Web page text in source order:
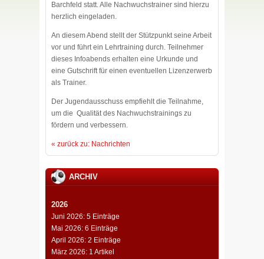
Barchfeld statt. Alle Nachwuchstrainer sind hierzu
herzlich eingeladen.
An diesem Abend stellt der Stützpunkt seine Arbeit
vor und führt ein Lehrtraining durch. Teilnehmer
dieses Infoabends erhalten eine Urkunde und
eine Gutschrift für einen eventuellen Lizenzerwerb
als Trainer.
Der Jugendausschuss empfiehlt die Teilnahme,
um die Qualität des Nachwuchstrainings zu
fördern und verbessern.
« zurück zu: Nachrichten
ARCHIV
2026
Juni 2026: 5 Einträge
Mai 2026: 6 Einträge
April 2026: 2 Einträge
März 2026: 1 Artikel